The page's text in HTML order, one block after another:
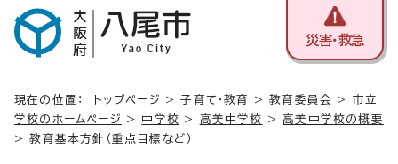
災害・救急
現在の位置： トップページ >子育て・教育 >教育委員会 > 市立
学校のホームページ
> 中学校 > 高美中学校 >高美中学校の概要
> 教育基本方針（重点目標など）